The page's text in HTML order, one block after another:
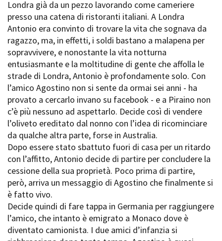
FILM FUNDS
Piemonte Film Tv Fund
Piemonte Film Tv
Development Fund
Piemonte Doc Film Fund
Short Film Fund
PRODUCTION GUIDE
Società di produzione
Strutture di servizio
Professionisti
Attrici-Attori
Beginners
LOCATION GUIDE
FILM DATABASE
BOOK DATABASE
Locarno Film Festival
Mostra Internazionale d’Arte
Cinematografica Venezia
Toronto International Film
Festival
Festa del Cinema di Roma
Torino Film Festival
David di Donatello
Nastri d’Argento
Premio Solinas
STRUMENTI
Location - Accedi al tuo
profilo
Location - Nuovo utente
Newsletter
Lavora con noi
Lavoro
Elenco Operatori Economici
per affidamento lavori in
economia
Londra già da un pezzo lavorando come cameriere
presso una catena di ristoranti italiani. A Londra
Antonio era convinto di trovare la vita che sognava da
ragazzo, ma, in effetti, i soldi bastano a malapena per
sopravvivere, e nonostante la vita notturna
entusiasmante e la moltitudine di gente che affolla le
strade di Londra, Antonio è profondamente solo. Con
l’amico Agostino non si sente da ormai sei anni - ha
provato a cercarlo invano su facebook - e a Piraino non
c’è più nessuno ad aspettarlo. Decide così di vendere
l’oliveto ereditato dal nonno con l’idea di ricominciare
da qualche altra parte, forse in Australia.
Dopo essere stato sbattuto fuori di casa per un ritardo
con l’affitto, Antonio decide di partire per concludere la
cessione della sua proprietà. Poco prima di partire,
però, arriva un messaggio di Agostino che finalmente si
è fatto vivo.
Decide quindi di fare tappa in Germania per raggiungere
l’amico, che intanto è emigrato a Monaco dove è
diventato camionista. I due amici d’infanzia si